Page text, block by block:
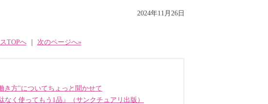
2024年11月26日
TOPへ｜ 次のページへ»
き方"についてちょっと聞かせて
く使ってもう1品』（サンクチュアリ出版）